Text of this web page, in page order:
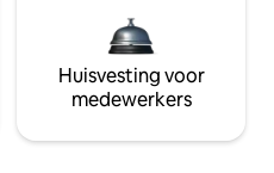
Huisvesting voor
medewerkers